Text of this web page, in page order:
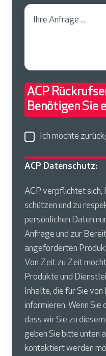
ACP
Benötigen Sie
Ich möchte
ACP Datenschutz:
ACP verpflichtet sich,
schützen und zu
persönlichen Daten
Anfrage und zur
angeforderten
Von Zeit zu Zeit
Produkte und
Inhalte, die für Sie
informieren. Wenn Sie
dass wir Sie zu
geben Sie bitte unten
kontaktiert werden